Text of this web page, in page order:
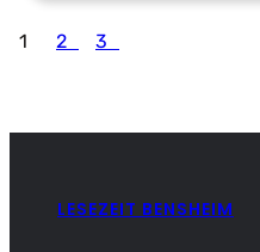
1 2 3
LESEZEIT BENSHEIM